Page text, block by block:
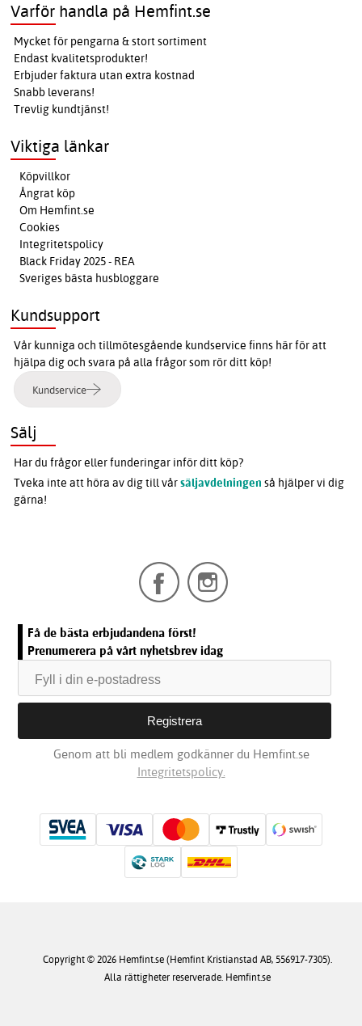
Varför handla på Hemfint.se
Mycket för pengarna & stort sortiment
Endast kvalitetsprodukter!
Erbjuder faktura utan extra kostnad
Snabb leverans!
Trevlig kundtjänst!
Viktiga länkar
Köpvillkor
Ångrat köp
Om Hemfint.se
Cookies
Integritetspolicy
Black Friday 2025 - REA
Sveriges bästa husbloggare
Kundsupport
Vår kunniga och tillmötesgående kundservice finns här för att
hjälpa dig och svara på alla frågor som rör ditt köp!
Kundservice
Sälj
Har du frågor eller funderingar inför ditt köp?
Tveka inte att höra av dig till vårsäljavdelningen så hjälper vi dig
gärna!
Få de bästa erbjudandena först!
Prenumerera på vårt nyhetsbrev idag
Genom att bli medlem godkänner du Hemfint.se
Integritetspolicy.
Copyright © 2026 Hemfint.se (Hemfint Kristianstad AB, 556917-7305).
Alla rättigheter reserverade. Hemfint.se